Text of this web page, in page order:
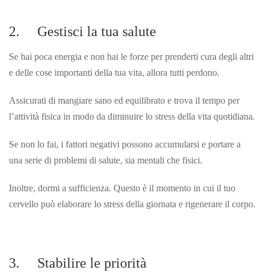
2. Gestisci la tua salute
Se hai poca energia e non hai le forze per prenderti cura degli altri
e delle cose importanti della tua vita, allora tutti perdono.
Assicurati di mangiare sano ed equilibrato e trova il tempo per
l’attività fisica in modo da diminuire lo stress della vita quotidiana.
Se non lo fai, i fattori negativi possono accumularsi e portare a
una serie di problemi di salute, sia mentali che fisici.
Inoltre, dormi a sufficienza. Questo è il momento in cui il tuo
cervello può elaborare lo stress della giornata e rigenerare il corpo.
3. Stabilire le priorità